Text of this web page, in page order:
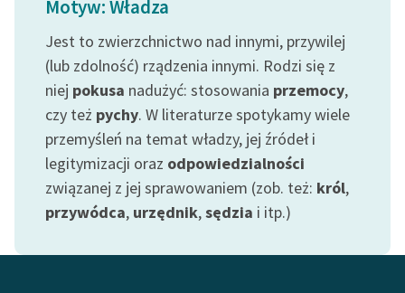
feministycznej
Kolekcje edukacyjne
twórców przechodzących
do domeny publicznej,
lektur szkolnych oraz
Starego Testamentu
Odkurzamy bohaterów
Szkoła Poezji Wolnych
Motyw: Władza
Jest to zwierzchnictwo nad innymi, przywilej
(lub zdolność) rządzenia innymi. Rodzi się z
niej pokusa nadużyć: stosowania przemocy,
czy też pychy. W literaturze spotykamy wiele
przemyśleń na temat władzy, jej źródeł i
legitymizacji oraz odpowiedzialności
związanej z jej sprawowaniem (zob. też: król,
przywódca, urzędnik,sędzia i itp.)